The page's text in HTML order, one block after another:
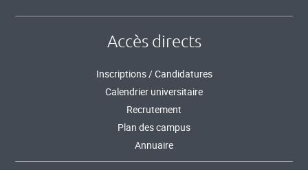
Accès directs
Inscriptions / Candidatures
Calendrier universitaire
Recrutement
Plan des campus
Annuaire